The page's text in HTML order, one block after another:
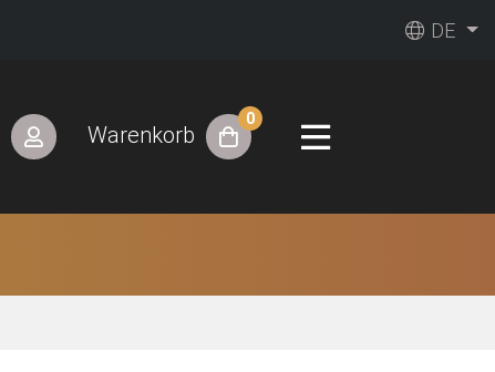
DE
Warenkorb
0